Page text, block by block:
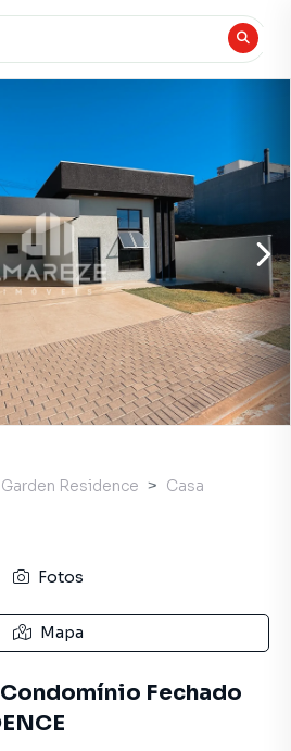
Garden Residence
Casa
Fotos
Mapa
Fechado